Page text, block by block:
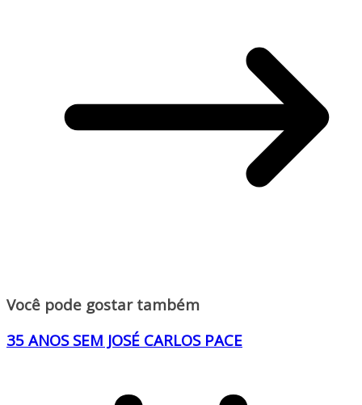
Você pode gostar também
35 ANOS SEM JOSÉ CARLOS PACE